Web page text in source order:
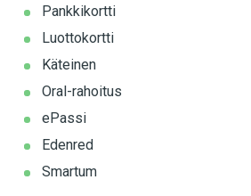
Pankkikortti
Luottokortti
Käteinen
Oral-rahoitus
ePassi
Edenred
Smartum